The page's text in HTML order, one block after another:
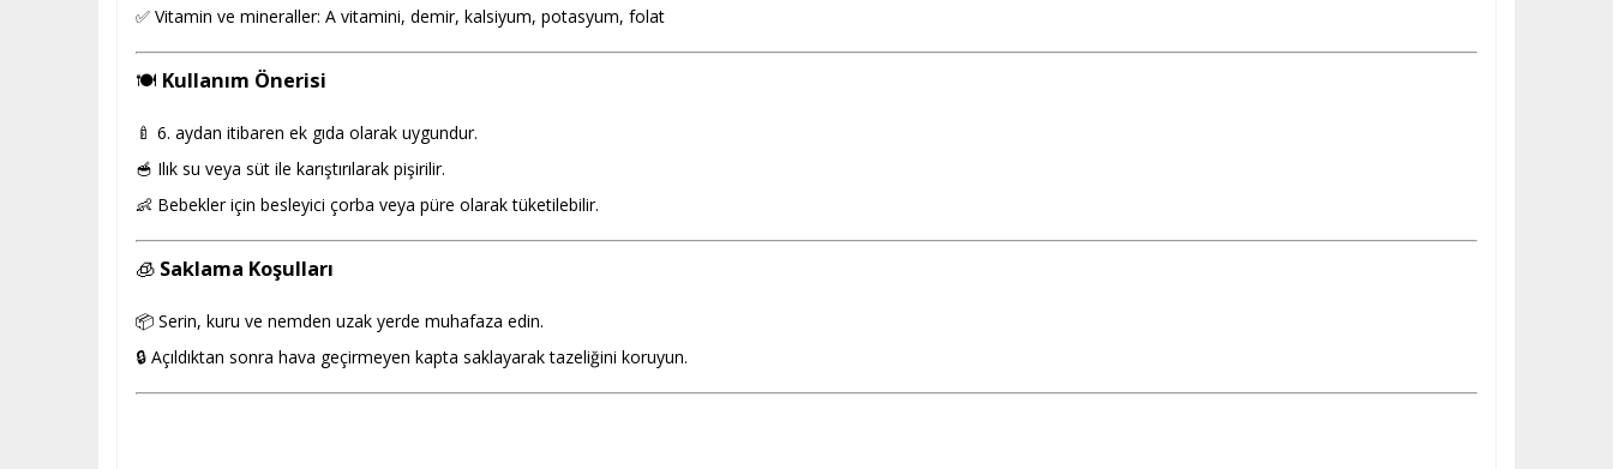
✅ Vitamin ve mineraller: A vitamini, demir, kalsiyum, potasyum, folat
🍽️ Kullanım Önerisi
🍼 6. aydan itibaren ek gıda olarak uygundur.
🥣 Ilık su veya süt ile karıştırılarak pişirilir.
👶 Bebekler için besleyici çorba veya püre olarak tüketilebilir.
🧊 Saklama Koşulları
📦 Serin, kuru ve nemden uzak yerde muhafaza edin.
🔒 Açıldıktan sonra hava geçirmeyen kapta saklayarak tazeliğini koruyun.